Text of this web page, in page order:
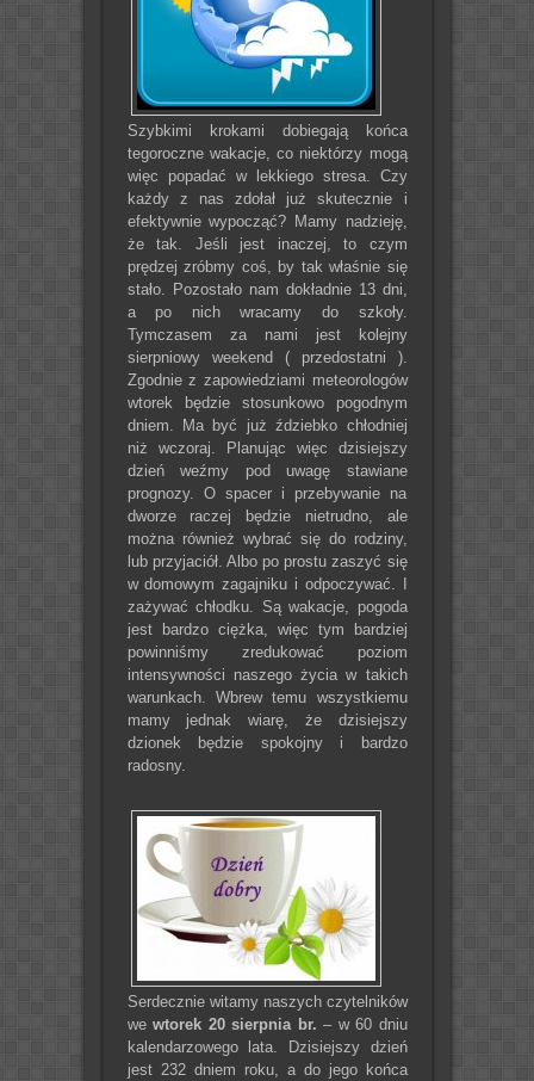
Szybkimi krokami dobiegają końca
tegoroczne wakacje, co niektórzy mogą
więc popadać w lekkiego stresa. Czy
każdy z nas zdołał już skutecznie i
efektywnie wypocząć? Mamy nadzieję,
że tak. Jeśli jest inaczej, to czym
prędzej zróbmy coś, by tak właśnie się
stało. Pozostało nam dokładnie 13 dni,
a po nich wracamy do szkoły.
Tymczasem za nami jest kolejny
sierpniowy weekend ( przedostatni ).
Zgodnie z zapowiedziami meteorologów
wtorek będzie stosunkowo pogodnym
dniem. Ma być już ździebko chłodniej
niż wczoraj. Planując więc dzisiejszy
dzień weźmy pod uwagę stawiane
prognozy. O spacer i przebywanie na
dworze raczej będzie nietrudno, ale
można również wybrać się do rodziny,
lub przyjaciół. Albo po prostu zaszyć się
w domowym zagajniku i odpoczywać. I
zażywać chłodku. Są wakacje, pogoda
jest bardzo ciężka, więc tym bardziej
powinniśmy zredukować poziom
intensywności naszego życia w takich
warunkach. Wbrew temu wszystkiemu
mamy jednak wiarę, że dzisiejszy
dzionek będzie spokojny i bardzo
radosny.
Serdecznie witamy naszych czytelników
we wtorek 20 sierpnia br. – w 60 dniu
kalendarzowego lata. Dzisiejszy dzień
jest 232 dniem roku, a do jego końca